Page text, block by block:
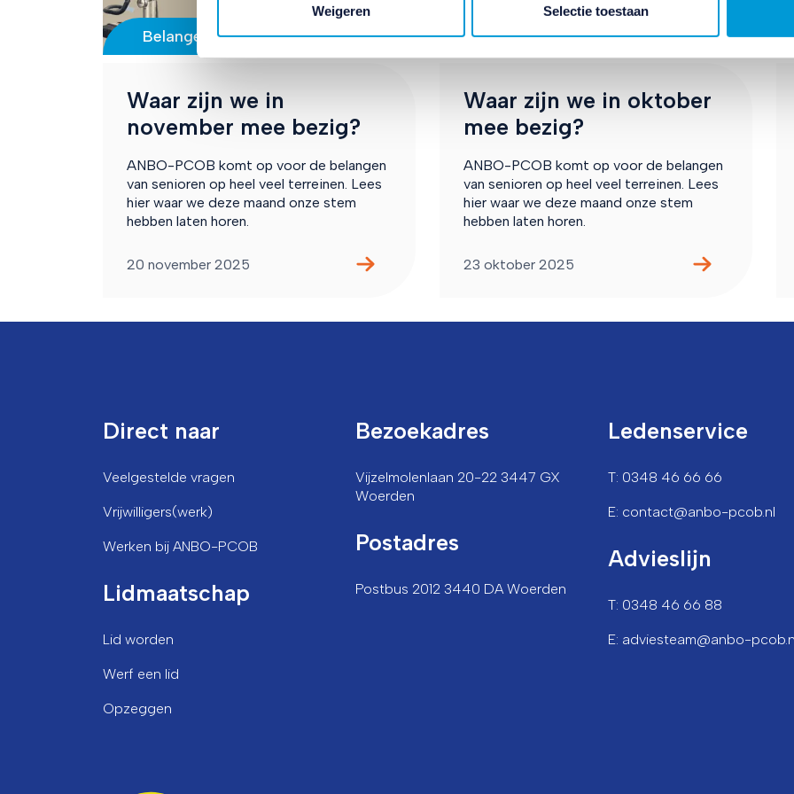
Weigeren Selectie toestaan
Belangenbehartiging
Waar zijn we in
november mee bezig?
ANBO-PCOB komt op voor de belangen
van senioren op heel veel terreinen. Lees
hier waar we deze maand onze stem
hebben laten horen.
20 november 2025
Belangenbehartiging
Waar zijn we in oktober
mee bezig?
ANBO-PCOB komt op voor de belangen
van senioren op heel veel terreinen. Lees
hier waar we deze maand onze stem
hebben laten horen.
23 oktober 2025
Direct naar
Veelgestelde vragen
Vrijwilligers(werk)
Werken bij ANBO-PCOB
Lidmaatschap
Lid worden
Werf een lid
Opzeggen
Bezoekadres
Vijzelmolenlaan 20-22 3447 GX
Woerden
Postadres
Postbus 2012 3440 DA Woerden
Ledenservice
T: 0348 46 66 66
E: contact@anbo-pcob.nl
Advieslijn
T: 0348 46 66 88
E: adviesteam@anbo-